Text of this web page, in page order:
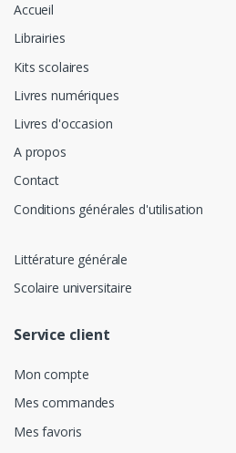
Accueil
Librairies
Kits scolaires
Livres numériques
Livres d'occasion
A propos
Contact
Conditions générales d'utilisation
Littérature générale
Scolaire universitaire
Service client
Mon compte
Mes commandes
Mes favoris